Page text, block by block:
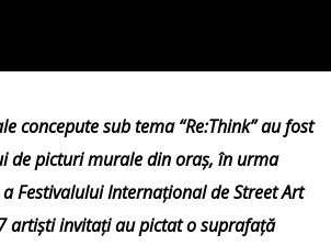
concepute sub tema “Re:Think” au fost
de picturi murale din oraș, în urma
Festivalului Internațional de Street Art
artiști invitați au pictat o suprafață